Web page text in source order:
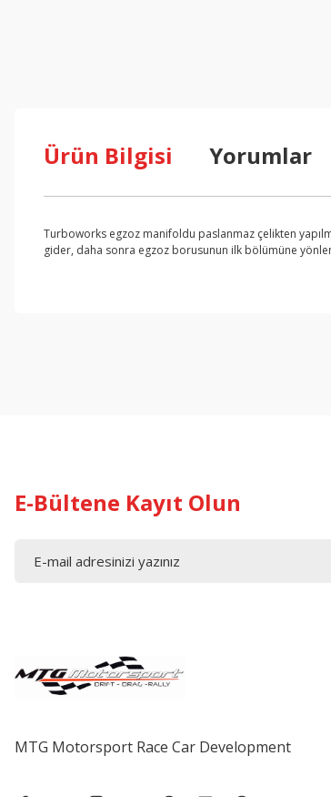
Ürün Bilgisi Yorumlar
Turboworks egzoz manifoldu paslanmaz çelikten
gider, daha sonra egzoz borusunun ilk bölümüne
E-Bültene Kayıt Olun
MTG Motorsport Race Car Development